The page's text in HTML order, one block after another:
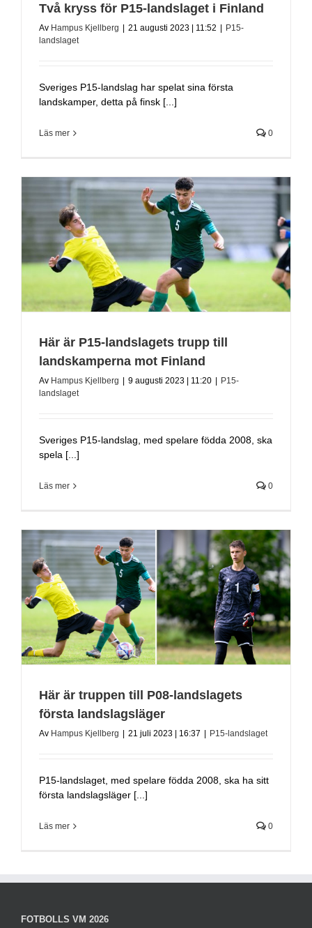
Två kryss för P15-landslaget i Finland
Av Hampus Kjellberg | 21 augusti 2023 | 11:52 | P15-
landslaget
Sveriges P15-landslag har spelat sina första
landskamper, detta på finsk [...]
Läs mer 0
Här är P15-landslagets trupp till
landskamperna mot Finland
Av Hampus Kjellberg | 9 augusti 2023 | 11:20 | P15-
landslaget
Sveriges P15-landslag, med spelare födda 2008, ska
spela [...]
Läs mer 0
Här är truppen till P08-landslagets
första landslagsläger
Av Hampus Kjellberg | 21 juli 2023 | 16:37 | P15-landslaget
P15-landslaget, med spelare födda 2008, ska ha sitt
första landslagsläger [...]
Läs mer 0
FOTBOLLS VM 2026